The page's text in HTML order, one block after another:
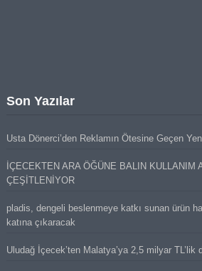
Son Yazılar
Usta Dönerci’den Reklamın Ötesine Geçen
İÇECEKTEN ARA ÖĞÜNE BALIN KULLANIM
ÇEŞİTLENİYOR
pladis, dengeli beslenmeye katkı sunan ürün
katına çıkaracak
Uludağ İçecek’ten Malatya’ya 2,5 milyar TL’lik